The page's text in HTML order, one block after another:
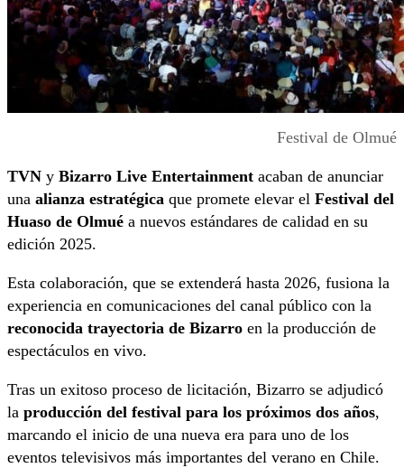
Festival de Olmué
TVN y Bizarro Live Entertainment acaban de anunciar
una alianza estratégica que promete elevar el Festival del
Huaso de Olmué a nuevos estándares de calidad en su
edición 2025.
Esta colaboración, que se extenderá hasta 2026, fusiona la
experiencia en comunicaciones del canal público con la
reconocida trayectoria de Bizarro en la producción de
espectáculos en vivo.
Tras un exitoso proceso de licitación, Bizarro se adjudicó
la producción del festival para los próximos dos años,
marcando el inicio de una nueva era para uno de los
eventos televisivos más importantes del verano en Chile.